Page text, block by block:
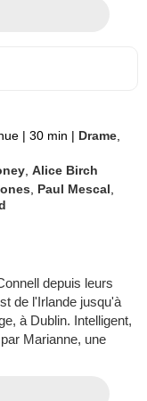
| 30 min | Drame
,Alice Birch
Paul Mescal
depuis leurs
de l'Irlande jusqu'à
à Dublin. Intelligent,
Marianne, une